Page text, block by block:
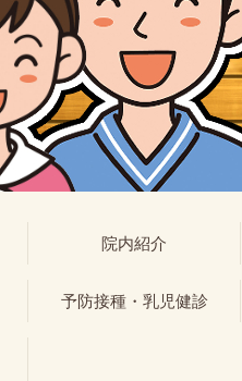
院内紹介
予防接種・乳児健診